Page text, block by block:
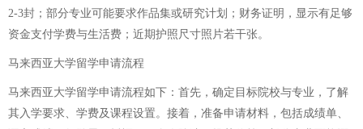
2-3封；部分专业可能要求作品集或研究计划；财务证明，显示有足够
资金支付学费与生活费；近期护照尺寸照片若干张。
马来西亚大学留学申请流程
马来西亚大学留学申请流程如下：首先，确定目标院校与专业，了解
其入学要求、学费及课程设置。接着，准备申请材料，包括成绩单、